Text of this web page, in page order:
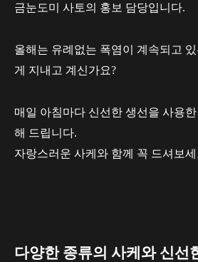
금눈도미 사토의 홍보 담당입니다.
올해는 유례없는 폭염이 계속되고
게 지내고 계신가요?
매일 아침마다 신선한 생선을 사용한
해 드립니다.
자랑스러운 사케와 함께 꼭 드셔보세
다양한 종류의 사케와 신선